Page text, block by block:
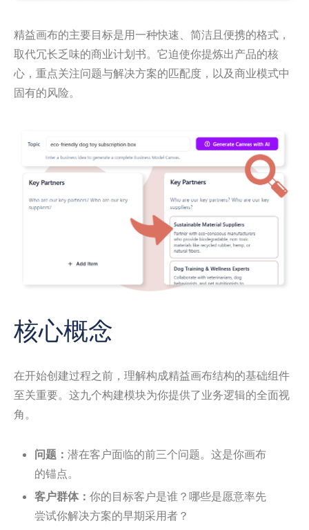
精益画布的主要目标是用一种快速、简洁且便携的格式，
取代冗长乏味的商业计划书。它迫使你提炼出产品的核
心，重点关注问题与解决方案的匹配度，以及商业模式中
固有的风险。
核心概念
在开始创建过程之前，理解构成精益画布结构的基础组件
至关重要。这九个构建模块为你提供了业务逻辑的全面视
角。
问题： 潜在客户面临的前三个问题。这是你画布
的锚点。
客户群体： 你的目标客户是谁？哪些是愿意率先
尝试你解决方案的早期采用者？